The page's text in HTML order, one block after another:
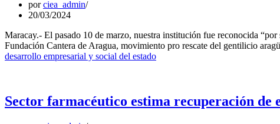
porciea_admin
20/03/2024
Maracay.- El pasado 10 de marzo, nuestra institución fue reconocida
Fundación Cantera de Aragua, movimiento pro rescate del gentilicio
desarrollo empresarial y social del estado
Sector farmacéutico estima recuperación de